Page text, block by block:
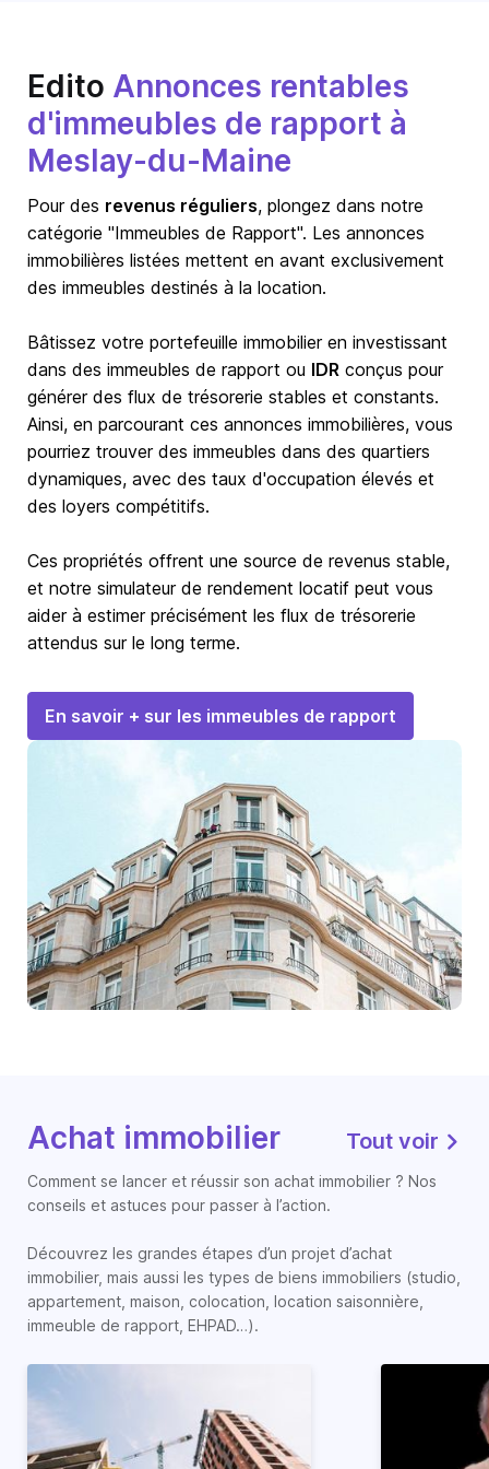
Edito Annonces rentables
d'immeubles de rapport à
Meslay-du-Maine
Pour des revenus réguliers, plongez dans notre
catégorie "Immeubles de Rapport". Les annonces
immobilières listées mettent en avant exclusivement
des immeubles destinés à la location.
Bâtissez votre portefeuille immobilier en investissant
dans des immeubles de rapport ou IDR conçus pour
générer des flux de trésorerie stables et constants.
Ainsi, en parcourant ces annonces immobilières, vous
pourriez trouver des immeubles dans des quartiers
dynamiques, avec des taux d'occupation élevés et
des loyers compétitifs.
Ces propriétés offrent une source de revenus stable,
et notre simulateur de rendement locatif peut vous
aider à estimer précisément les flux de trésorerie
attendus sur le long terme.
En savoir + sur les immeubles de rapport
Achat immobilier Tout voir
Comment se lancer et réussir son achat immobilier ? Nos
conseils et astuces pour passer à l’action.
Découvrez les grandes étapes d’un projet d’achat
immobilier, mais aussi les types de biens immobiliers (studio,
appartement, maison, colocation, location saisonnière,
immeuble de rapport, EHPAD…).